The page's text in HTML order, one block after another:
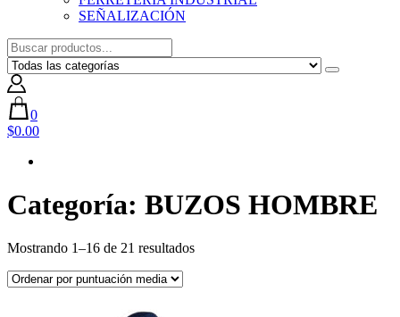
SEÑALIZACIÓN
0
$0.00
Categoría: BUZOS HOMBRE
Mostrando 1–16 de 21 resultadosOrdenado